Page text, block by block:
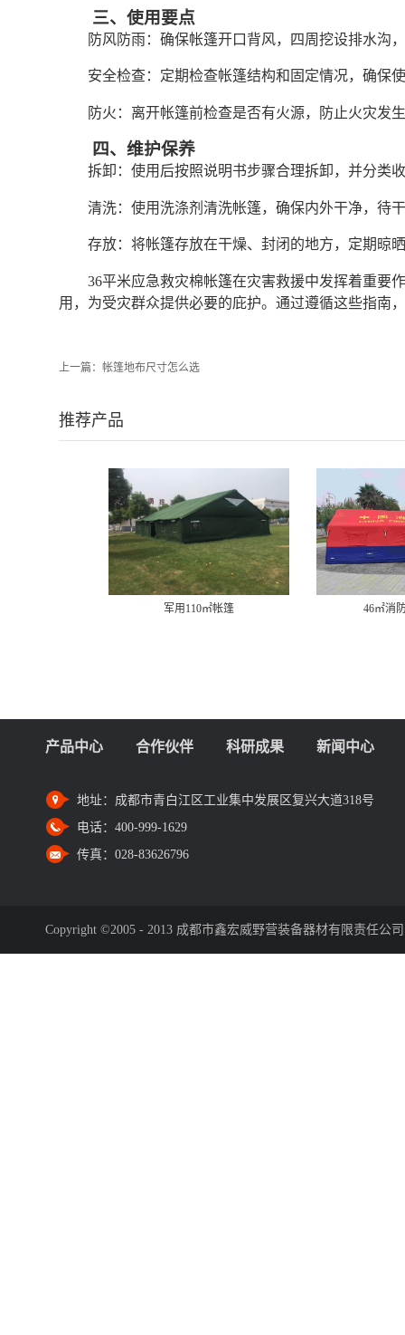
三、使用要点
防风防雨：确保帐篷开口背风，四周挖设排水沟
安全检查：定期检查帐篷结构和固定情况，确保
防火：离开帐篷前检查是否有火源，防止火灾发
四、维护保养
拆卸：使用后按照说明书步骤合理拆卸，并分类
清洗：使用洗涤剂清洗帐篷，确保内外干净，待
存放：将帐篷存放在干燥、封闭的地方，定期晾
36平米应急救灾棉帐篷在灾害救援中发挥着重要
用，为受灾群众提供必要的庇护。通过遵循这些指南
上一篇： 帐篷地布尺寸怎么选
推荐产品
军用110㎡帐篷 46㎡消
产品中心 合作伙伴 科研成果 新闻中心
地址： 成都市青白江区工业集中发展区复兴大道318号
电话： 400-999-1629
传真： 028-83626796
Copyright ©2005 - 2013 成都市鑫宏威野营装备器材有限责任公司